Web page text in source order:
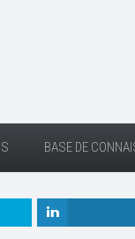
BASE DE